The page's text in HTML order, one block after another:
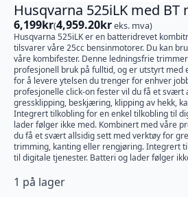
Husqvarna 525iLK med
6,199kr(4,959.20kreks. mva)
Husqvarna 525iLK er en batteridrevet
tilsvarer våre 25cc bensinmotorer. Du kan
våre kombifester. Denne ledningsfrie
profesjonell bruk på fulltid, og er utstyrt med
for å levere ytelsen du trenger for enhver
profesjonelle click-on fester vil du få et svært
gressklipping, beskjæring, klipping av hekk,
Integrert tilkobling for en enkel tilkobling til
lader følger ikke med. Kombinert med våre
du få et svært allsidig sett med verktøy for
trimming, kanting eller rengjøring. Integrert
til digitale tjenester. Batteri og lader følger
1 på lager